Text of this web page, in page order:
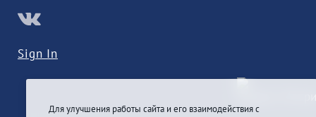
Sign In
Для улучшения работы сайта и его взаимодействия с